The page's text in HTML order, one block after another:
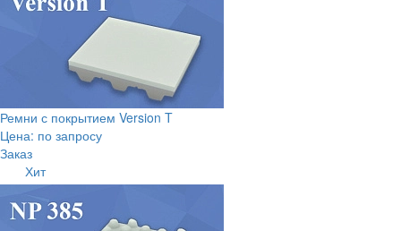
Ремни с покрытием Version T
Цена: по запросу
Заказ
Хит